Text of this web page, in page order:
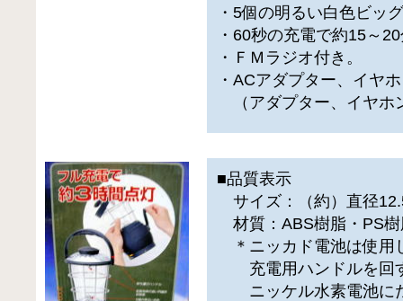
・5個の明るい白色ビッ
・60秒の充電で約15～
・ＦＭラジオ付き。
・ACアダプター、イヤ
（アダプター、イヤホ
■品質表示
サイズ：（約）直径
材質：ABS樹脂・PS
＊ニッカド電池は使用
充電用ハンドルを回
ニッケル水素電池に